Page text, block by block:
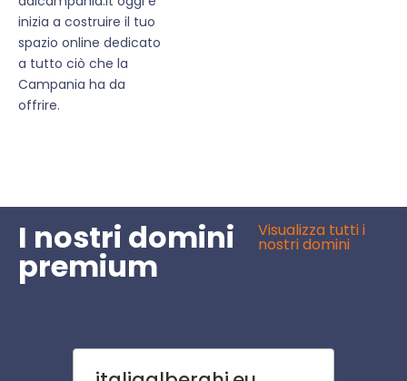
inizia a costruire il tuo
spazio online dedicato
a tutto ciò che la
Campania ha da
offrire.
I nostri domini
premium
Visualizza tutti i
nostri domini